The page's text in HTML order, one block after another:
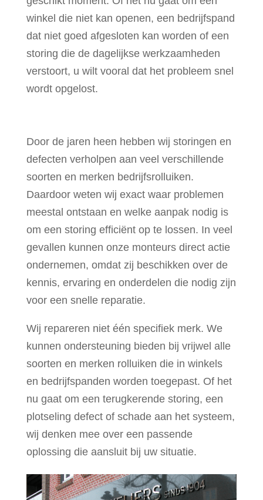
winkel die niet kan openen, een bedrijfspand
dat niet goed afgesloten kan worden of een
storing die de dagelijkse werkzaamheden
verstoort, u wilt vooral dat het probleem snel
wordt opgelost.
Door de jaren heen hebben wij storingen en
defecten verholpen aan veel verschillende
soorten en merken bedrijfsrolluiken.
Daardoor weten wij exact waar problemen
meestal ontstaan en welke aanpak nodig is
om een storing efficiënt op te lossen. In veel
gevallen kunnen onze monteurs direct actie
ondernemen, omdat zij beschikken over de
kennis, ervaring en onderdelen die nodig zijn
voor een snelle reparatie.
Wij repareren niet één specifiek merk. We
kunnen ondersteuning bieden bij vrijwel alle
soorten en merken rolluiken die in winkels
en bedrijfspanden worden toegepast. Of het
nu gaat om een terugkerende storing, een
plotseling defect of schade aan het systeem,
wij denken mee over een passende
oplossing die aansluit bij uw situatie.